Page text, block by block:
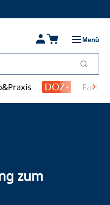
Menü
zum